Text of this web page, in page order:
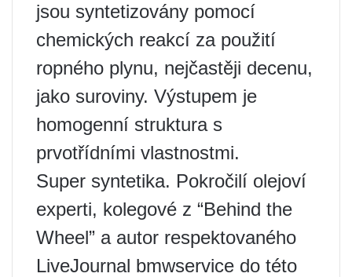
jsou syntetizovány pomocí
chemických reakcí za použití
ropného plynu, nejčastěji decenu,
jako suroviny. Výstupem je
homogenní struktura s
prvotřídními vlastnostmi.
Super syntetika. Pokročilí olejoví
experti, kolegové z “Behind the
Wheel” a autor respektovaného
LiveJournal bmwservice do této